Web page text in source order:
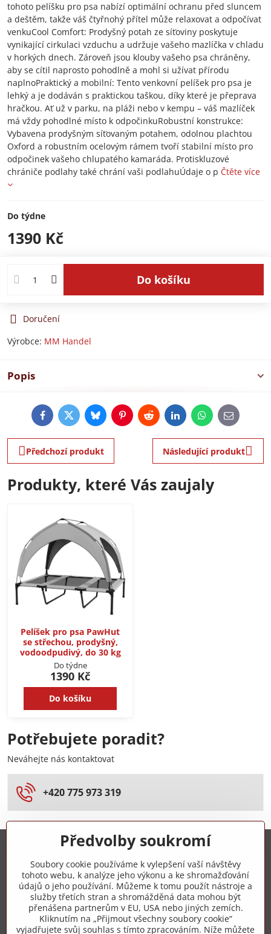
tohoto pelíšku pro psa nabízí optimální ochranu před sluncem
a deštěm, takže váš čtyřnohý přítel může relaxovat a odpočívat
venkuCool Comfort: Prodyšný potah ze síťoviny poskytuje
vynikající cirkulaci vzduchu a udržuje vašeho mazlíčka v chladu
v horkých dnech. Zároveň jsou klouby vašeho psa chráněny,
aby se cítil naprosto pohodlně a mohl si užívat přírodu
naplnoPraktický a mobilní: Tento venkovní pelíšek pro psa je
lehký a je dodáván s praktickou taškou, díky které je přeprava
hračkou. Ať už v parku, na pláži nebo v kempu – váš mazlíček
má vždy pohodlné místo k odpočinkuRobustní konstrukce:
Vybavena prodyšným síťovaným potahem, odolnou plachtou
Oxford a robustním ocelovým rámem tvoří stabilní místo pro
odpočinek vašeho chlupatého kamaráda. Protiskluzové
chrániče podlahy také chrání vaši podlahuÚdaje o p Čtěte více
Do týdne
1390 Kč
Do košíku
Doručení
Výrobce: MM Handel
Popis
FacebookTwitterBlueskyPinterestRedditLinkedInWhatsApp
E-
mail
Předchozí produkt Následující produkt
Produkty, které Vás zaujaly
Pelíšek pro psa PawHut
se střechou, prodyšný,
vodoodpudivý, do 30 kg
Do týdne
1390 Kč
Do košíku
Potřebujete poradit?
Neváhejte nás kontaktovat
+420 775 973 319
+420 775 973 319
info​@zipzop​.cz
Předvolby soukromí
Soubory cookie používáme k vylepšení vaší návštěvy
tohoto webu, k analýze jeho výkonu a ke shromažďování
údajů o jeho používání. Můžeme k tomu použít nástroje a
služby třetích stran a shromážděná data mohou být
přenášena partnerům v EU, USA nebo jiných zemích.
Kliknutím na „Přijmout všechny soubory cookie“
vyjadřujete svůj souhlas s tímto zpracováním. Níže můžete